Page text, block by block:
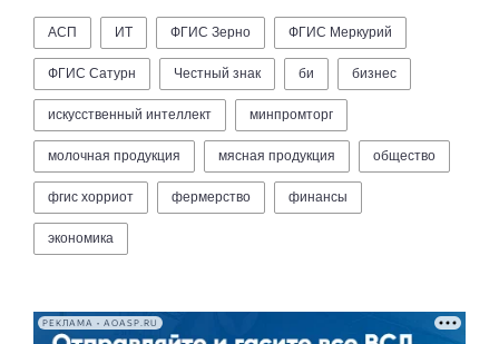
АСП ИТ ФГИС Зерно ФГИС Меркурий
ФГИС Сатурн Честный знак би бизнес
искусственный интеллект минпромторг
молочная продукция мясная продукция общество
фгис хорриот фермерство финансы
экономика
РЕКЛАМА • AOASP.RU